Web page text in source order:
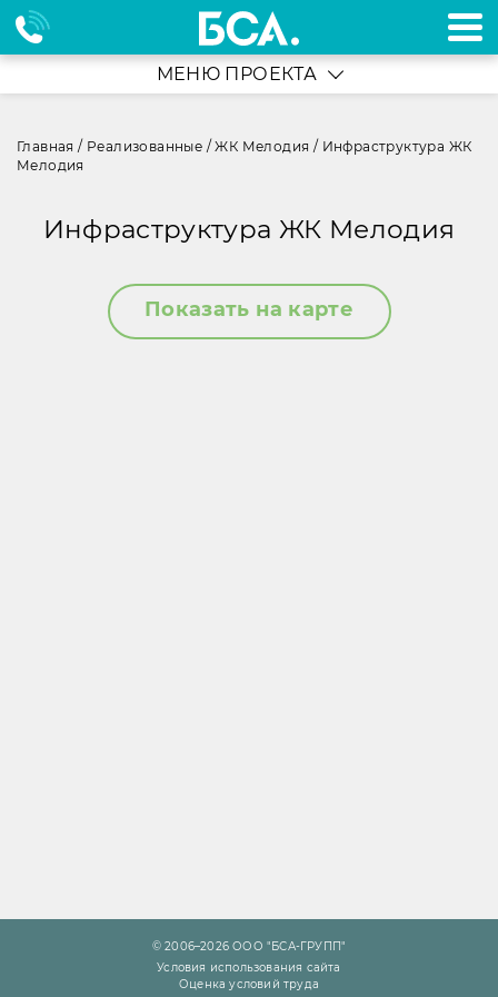
МЕНЮ ПРОЕКТА
Главная / Реализованные /ЖК Мелодия / Инфраструктура ЖК
Мелодия
Инфраструктура ЖК Мелодия
Показать на карте
© 2006–2026 ООО "БСА-ГРУПП"
Условия использования сайта
Оценка условий труда